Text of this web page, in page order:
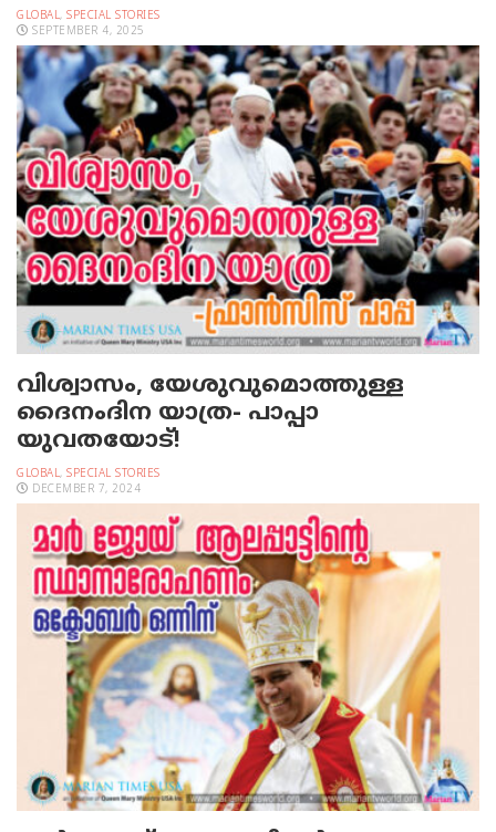
GLOBAL, SPECIAL STORIES
SEPTEMBER 4, 2025
വിശ്വാസം, യേശുവുമൊത്തുള്ള
ദൈനംദിന യാത്ര- പാപ്പാ
യുവതയോട്!
GLOBAL, SPECIAL STORIES
DECEMBER 7, 2024